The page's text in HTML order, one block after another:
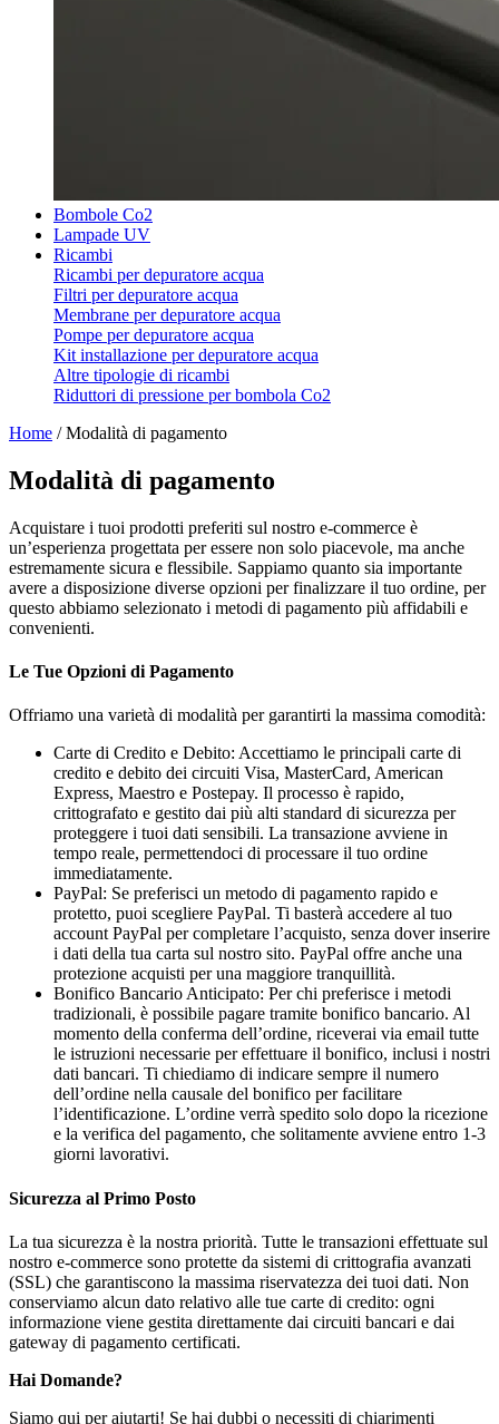
Bombole Co2
Lampade UV
Ricambi
Ricambi per depuratore acqua
Filtri per depuratore acqua
Membrane per depuratore acqua
Pompe per depuratore acqua
Kit installazione per depuratore acqua
Altre tipologie di ricambi
Riduttori di pressione per bombola Co2
Home /Modalità di pagamento
Modalità di pagamento
Acquistare i tuoi prodotti preferiti sul nostro e-commerce è
un’esperienza progettata per essere non solo piacevole, ma anche
estremamente sicura e flessibile. Sappiamo quanto sia importante
avere a disposizione diverse opzioni per finalizzare il tuo ordine, per
questo abbiamo selezionato i metodi di pagamento più affidabili e
convenienti.
Le Tue Opzioni di Pagamento
Offriamo una varietà di modalità per garantirti la massima comodità:
Carte di Credito e Debito: Accettiamo le principali carte di
credito e debito dei circuiti Visa, MasterCard, American
Express, Maestro e Postepay. Il processo è rapido,
crittografato e gestito dai più alti standard di sicurezza per
proteggere i tuoi dati sensibili. La transazione avviene in
tempo reale, permettendoci di processare il tuo ordine
immediatamente.
PayPal: Se preferisci un metodo di pagamento rapido e
protetto, puoi scegliere PayPal. Ti basterà accedere al tuo
account PayPal per completare l’acquisto, senza dover inserire
i dati della tua carta sul nostro sito. PayPal offre anche una
protezione acquisti per una maggiore tranquillità.
Bonifico Bancario Anticipato: Per chi preferisce i metodi
tradizionali, è possibile pagare tramite bonifico bancario. Al
momento della conferma dell’ordine, riceverai via email tutte
le istruzioni necessarie per effettuare il bonifico, inclusi i nostri
dati bancari. Ti chiediamo di indicare sempre il numero
dell’ordine nella causale del bonifico per facilitare
l’identificazione. L’ordine verrà spedito solo dopo la ricezione
e la verifica del pagamento, che solitamente avviene entro 1-3
giorni lavorativi.
Sicurezza al Primo Posto
La tua sicurezza è la nostra priorità. Tutte le transazioni effettuate sul
nostro e-commerce sono protette da sistemi di crittografia avanzati
(SSL) che garantiscono la massima riservatezza dei tuoi dati. Non
conserviamo alcun dato relativo alle tue carte di credito: ogni
informazione viene gestita direttamente dai circuiti bancari e dai
gateway di pagamento certificati.
Hai Domande?
Siamo qui per aiutarti! Se hai dubbi o necessiti di chiarimenti